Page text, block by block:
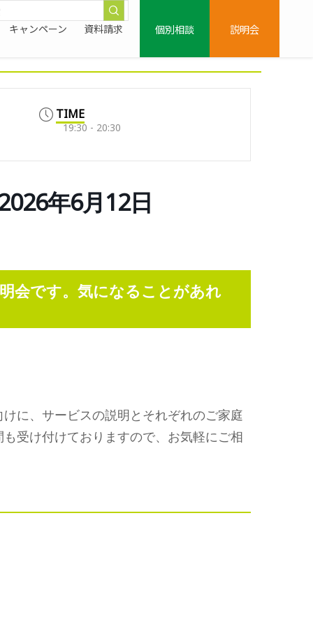
キャンペーン 資料請求
個別相談
説明会
TIME
19:30 - 20:30
年6月12日
会です。気になることがあれ
に、サービスの説明とそれぞれのご家庭
受け付けておりますので、お気軽にご相